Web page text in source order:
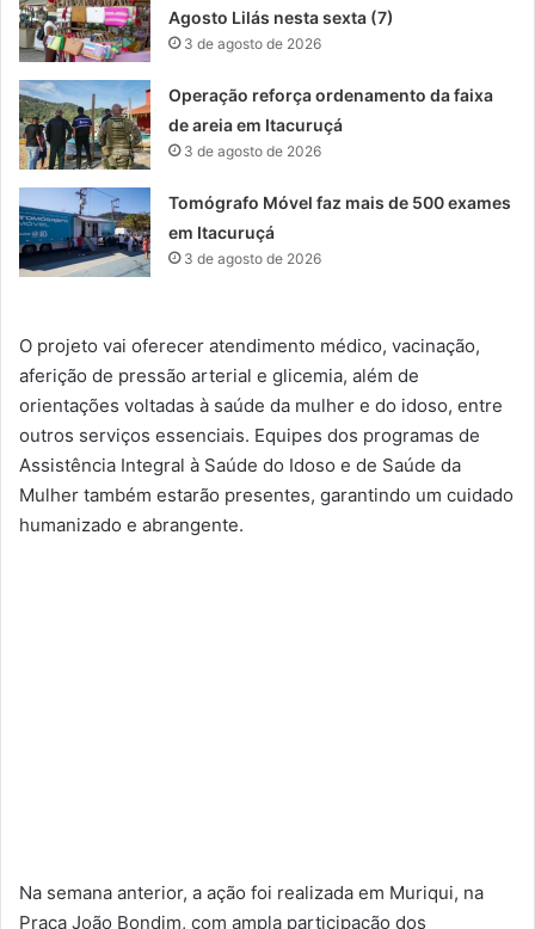
Agosto Lilás nesta sexta (7)
3 de agosto de 2026
Operação reforça ordenamento da faixa
de areia em Itacuruçá
3 de agosto de 2026
Tomógrafo Móvel faz mais de 500 exames
em Itacuruçá
3 de agosto de 2026
O projeto vai oferecer atendimento médico, vacinação,
aferição de pressão arterial e glicemia, além de
orientações voltadas à saúde da mulher e do idoso, entre
outros serviços essenciais. Equipes dos programas de
Assistência Integral à Saúde do Idoso e de Saúde da
Mulher também estarão presentes, garantindo um cuidado
humanizado e abrangente.
Na semana anterior, a ação foi realizada em Muriqui, na
Praça João Bondim, com ampla participação dos